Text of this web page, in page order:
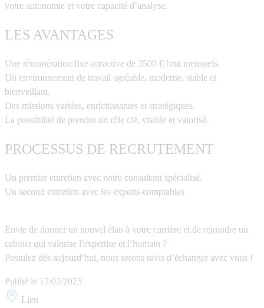
votre autonomie et votre capacité d’analyse.
LES AVANTAGES
Une rémunération fixe attractive de 3500 € brut mensuels.
Un environnement de travail agréable, moderne, stable et
bienveillant.
Des missions variées, enrichissantes et stratégiques.
La possibilité de prendre un rôle clé, visible et valorisé.
PROCESSUS DE RECRUTEMENT
Un premier entretien avec notre consultant spécialisé.
Un second entretien avec les experts-comptables
Envie de donner un nouvel élan à votre carrière et de rejoindre un
cabinet qui valorise l'expertise et l’humain ?
Postulez dès aujourd’hui, nous serons ravis d’échanger avec vous !
Publié le 17/02/2025
Lieu